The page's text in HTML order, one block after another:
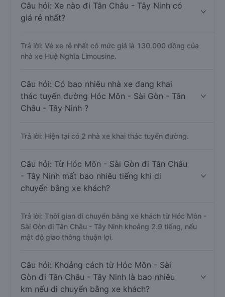
Câu hỏi: Xe nào đi Tân Châu - Tây Ninh có
giá rẻ nhất?
Trả lời: Vé xe rẻ nhất có mức giá là 130.000 đồng của
nhà xe Huệ Nghĩa Limousine.
Câu hỏi: Có bao nhiêu nhà xe đang khai
thác tuyến đường Hóc Môn - Sài Gòn - Tân
Châu - Tây Ninh ?
Trả lời: Hiện tại có 2 nhà xe khai thác tuyến đường.
Câu hỏi: Từ Hóc Môn - Sài Gòn đi Tân Châu
- Tây Ninh mất bao nhiêu tiếng khi di
chuyển bằng xe khách?
Trả lời: Thời gian di chuyển bằng xe khách từ Hóc Môn -
Sài Gòn đi Tân Châu - Tây Ninh khoảng 2.9 tiếng, nếu
mật độ giao thông thuận lợi.
Câu hỏi: Khoảng cách từ Hóc Môn - Sài
Gòn đi Tân Châu - Tây Ninh là bao nhiêu
km nếu di chuyển bằng xe khách?